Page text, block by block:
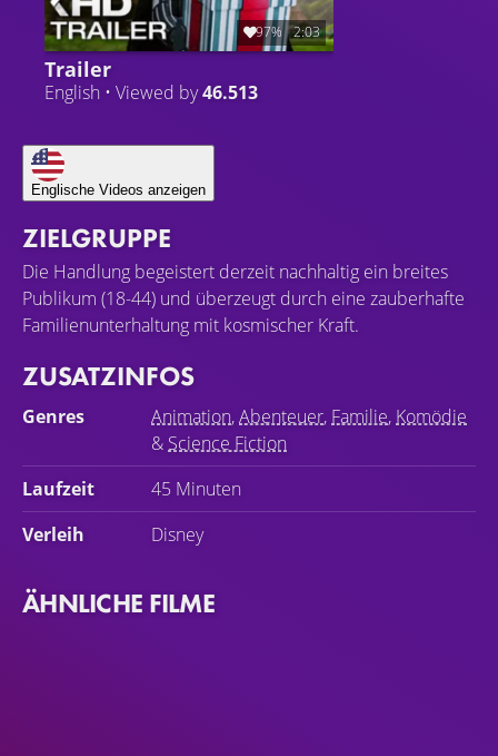
97% 2:03
Trailer
English • Viewed by46.513
Englische Videos anzeigen
ZIELGRUPPE
Die Handlung begeistert derzeit nachhaltig ein breites
Publikum (18-44) und überzeugt durch eine zauberhafte
Familienunterhaltung mit kosmischer Kraft.
ZUSATZINFOS
Genres Animation,Abenteuer, Familie, Komödie
& Science Fiction
Laufzeit
45 Minuten
Verleih
Disney
ÄHNLICHE FILME